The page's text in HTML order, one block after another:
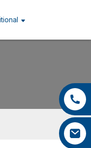
5599526